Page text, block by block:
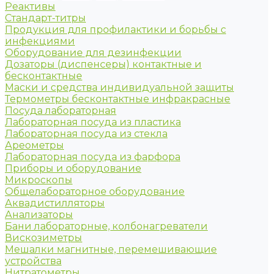
Реактивы
Стандарт-титры
Продукция для профилактики и борьбы с
инфекциями
Оборудование для дезинфекции
Дозаторы (диспенсеры) контактные и
бесконтактные
Маски и средства индивидуальной защиты
Термометры бесконтактные инфракрасные
Посуда лабораторная
Лабораторная посуда из пластика
Лабораторная посуда из стекла
Ареометры
Лабораторная посуда из фарфора
Приборы и оборудование
Микроскопы
Общелабораторное оборудование
Аквадистилляторы
Анализаторы
Бани лабораторные, колбонагреватели
Вискозиметры
Мешалки магнитные, перемешивающие
устройства